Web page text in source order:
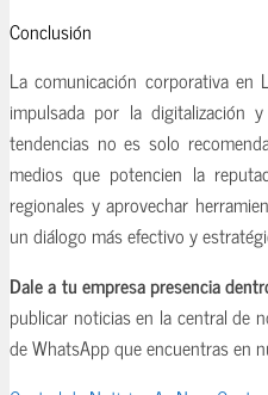
Conclusión
La comunicación corporativa en
impulsada por la digitalización
tendencias no es solo
medios que potencien la
regionales y aprovechar
un diálogo más efectivo y
Dale a tu empresa presencia
publicar noticias en la central de
de WhatsApp que encuentras en